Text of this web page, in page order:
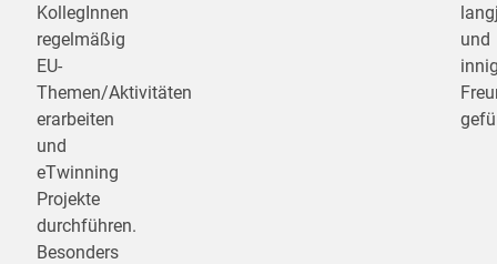
KollegInnen
regelmäßig
EU-
Themen/Aktivitäten
erarbeiten
und
eTwinning
Projekte
durchführen.
Besonders
und